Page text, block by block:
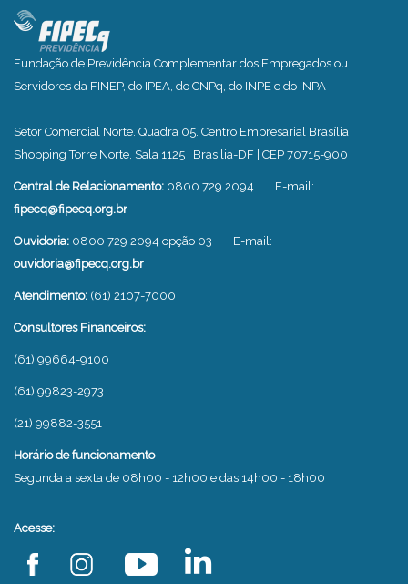
Fundação de Previdência Complementar dos Empregados ou
Servidores da FINEP, do IPEA, do CNPq, do INPE e do INPA
Setor Comercial Norte. Quadra 05. Centro Empresarial Brasília
Shopping Torre Norte, Sala 1125 | Brasilia-DF | CEP 70715-900
Central de Relacionamento: 0800 729 2094
E-mail:
fipecq@fipecq.org.br
Ouvidoria: 0800 729 2094 opção 03
E-mail:
ouvidoria@fipecq.org.br
Atendimento: (61) 2107-7000
Consultores Financeiros:
(61) 99664-9100
(61) 99823-2973
(21) 99882-3551
Horário de funcionamento
Segunda a sexta de 08h00 - 12h00 e das 14h00 - 18h00
Acesse: